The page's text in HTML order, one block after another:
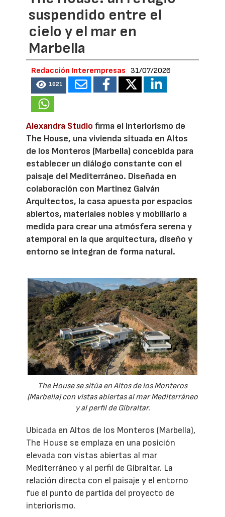
suspendido entre el
cielo y el mar en
Marbella
Redacción Interempresas 31/07/2026
1621
Alexandra Studio firma el interiorismo de
The House, una vivienda situada en Altos
de los Monteros (Marbella) concebida para
establecer un diálogo constante con el
paisaje del Mediterráneo. Diseñada en
colaboración con Martinez Galván
Arquitectos, la casa apuesta por espacios
abiertos, materiales nobles y mobiliario a
medida para crear una atmósfera serena y
atemporal en la que arquitectura, diseño y
entorno se integran de forma natural.
The House se sitúa en Altos de los Monteros
(Marbella) con vistas abiertas al mar Mediterráneo
y al perfil de Gibraltar.
Ubicada en Altos de los Monteros (Marbella),
The House se emplaza en una posición
elevada con vistas abiertas al mar
Mediterráneo y al perfil de Gibraltar. La
relación directa con el paisaje y el entorno
fue el punto de partida del proyecto de
interiorismo.